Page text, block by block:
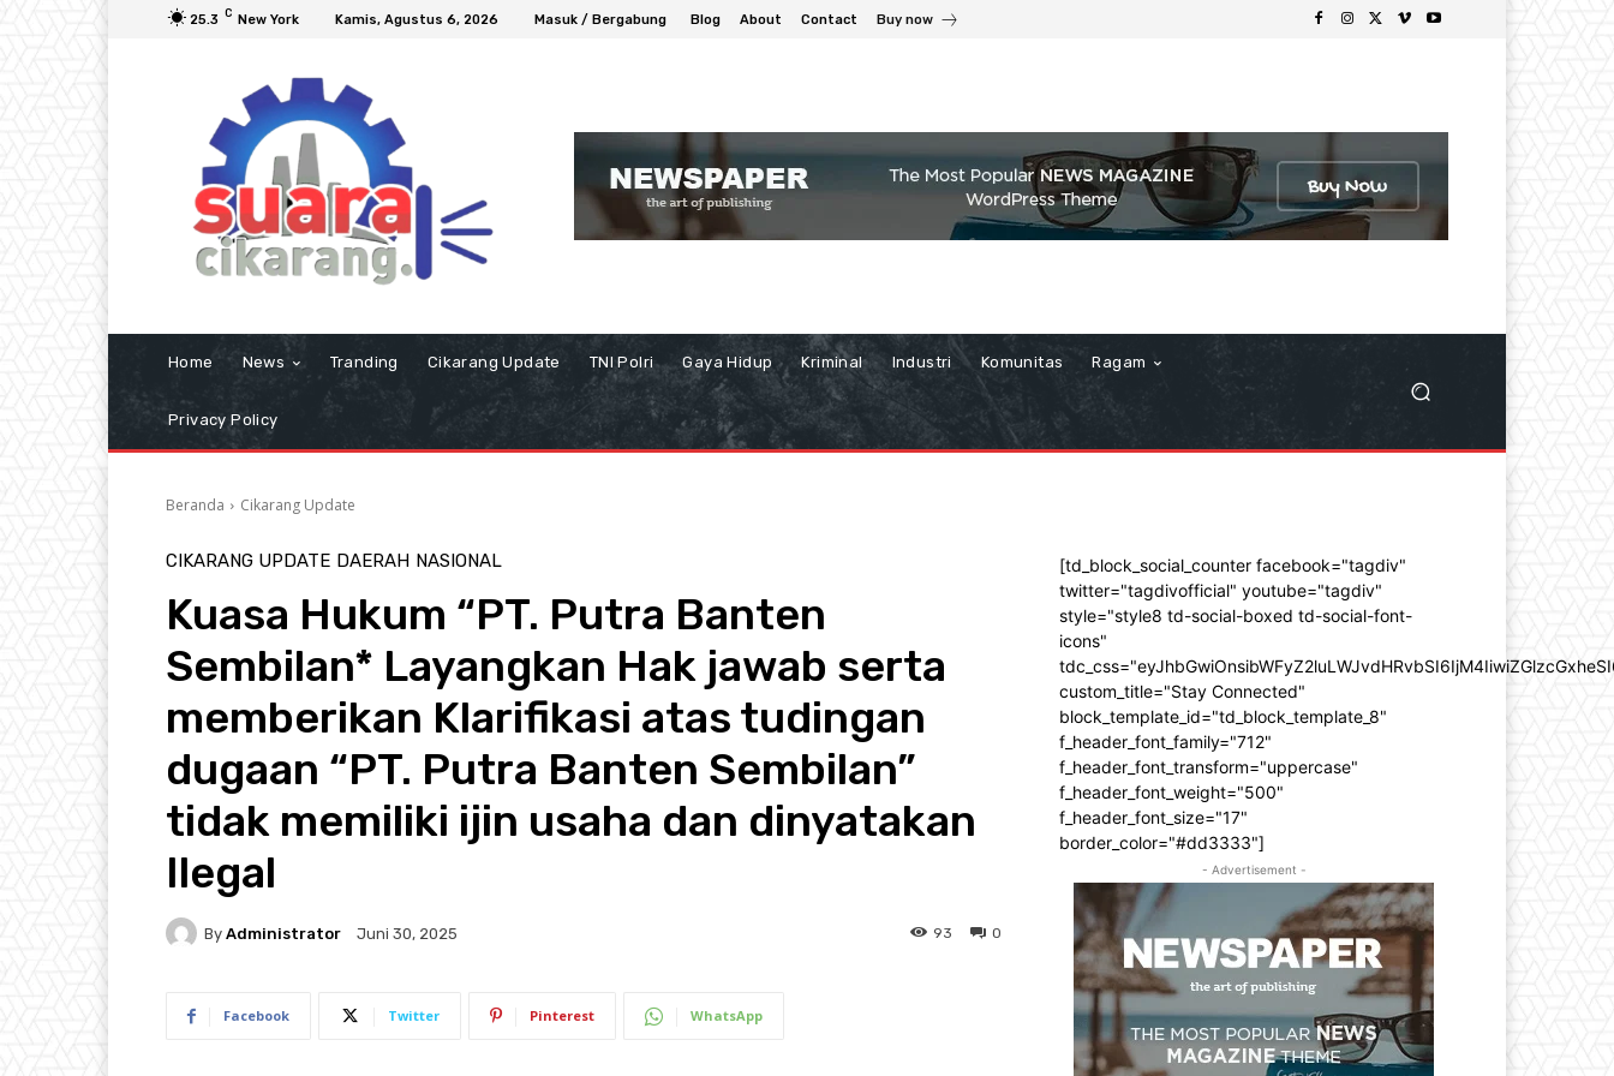
25.3 C New York Kamis, Agustus 6, 2026 Masuk / Bergabung Blog About Contact Buy now
Home News Tranding Cikarang Update TNI Polri Gaya Hidup Kriminal Industri Komunitas Ragam
Privacy Policy
Beranda Cikarang Update
CIKARANG UPDATE DAERAH NASIONAL
Kuasa Hukum “PT. Putra Banten
Sembilan* Layangkan Hak jawab serta
memberikan Klarifikasi atas tudingan
dugaan “PT. Putra Banten Sembilan”
tidak memiliki ijin usaha dan dinyatakan
Ilegal
By Administrator Juni 30, 2025 0
93
Facebook Twitter Pinterest WhatsApp
[td_block_social_counter facebook="tagdiv"
twitter="tagdivofficial" youtube="tagdiv"
style="style8 td-social-boxed td-social-font-
icons"
custom_title="Stay Connected"
block_template_id="td_block_template_8"
f_header_font_family="712"
f_header_font_transform="uppercase"
f_header_font_weight="500"
f_header_font_size="17"
border_color="#dd3333"]
- Advertisement -